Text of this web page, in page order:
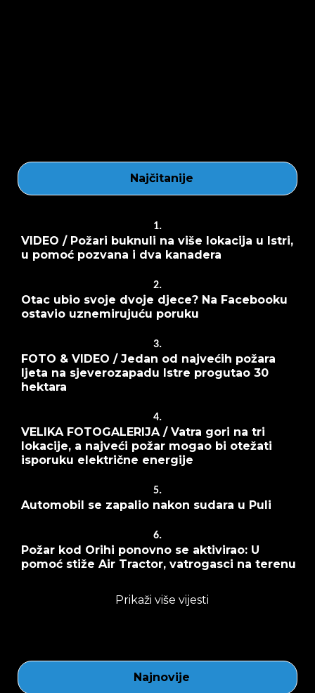
Najčitanije
1.
VIDEO / Požari buknuli na više lokacija u Istri,
u pomoć pozvana i dva kanadera
2.
Otac ubio svoje dvoje djece? Na Facebooku
ostavio uznemirujuću poruku
3.
FOTO & VIDEO / Jedan od najvećih požara
ljeta na sjeverozapadu Istre progutao 30
hektara
4.
VELIKA FOTOGALERIJA / Vatra gori na tri
lokacije, a najveći požar mogao bi otežati
isporuku električne energije
5.
Automobil se zapalio nakon sudara u Puli
6.
Požar kod Orihi ponovno se aktivirao: U
pomoć stiže Air Tractor, vatrogasci na terenu
Prikaži više vijesti
Najnovije